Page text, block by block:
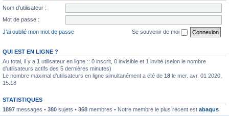
Nom d’utilisateur :
Mot de passe :
J’ai oublié mon mot de passe
Se souvenir de moi
QUI EST EN LIGNE ?
Au total, il y a 1 utilisateur en ligne :: 0 inscrit, 0 invisible et 1 invité (selon le nombre
d’utilisateurs actifs des 5 dernières minutes)
Le nombre maximal d’utilisateurs en ligne simultanément a été de 18 le mer. avr. 01 2020,
15:18
STATISTIQUES
1897 messages • 380 sujets • 368 membres • Notre membre le plus récent est abaqus